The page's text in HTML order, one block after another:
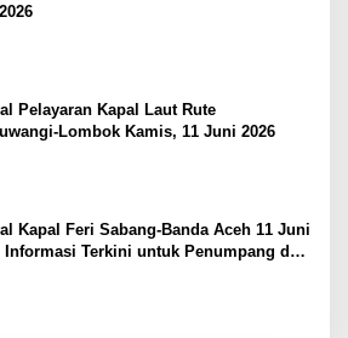
Pelayaran Kapal Laut Rute
Lombok Kamis, 11 Juni 2026
Kapal Feri Sabang-Banda Aceh 11 Juni
Informasi Terkini untuk Penumpang dan